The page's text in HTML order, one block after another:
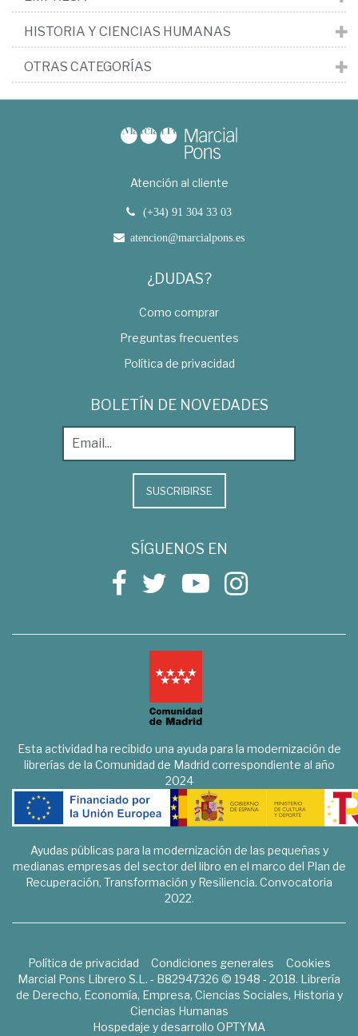
HISTORIA Y CIENCIAS HUMANAS
OTRAS CATEGORÍAS
Atención al cliente
(+34) 91 304 33 03
atencion@marcialpons.es
¿DUDAS?
Como comprar
Preguntas frecuentes
Política de privacidad
BOLETÍN DE NOVEDADES
SUSCRIBIRSE
SÍGUENOS EN
Esta actividad ha recibido una ayuda para la modernización de
librerías de la Comunidad de Madrid correspondiente al año
2024
Ayudas públicas para la modernización de las pequeñas y
medianas empresas del sector del libro en el marco del Plan de
Recuperación, Transformación y Resiliencia. Convocatoria
2022.
Política de privacidad Condiciones generales
Cookies
Marcial Pons Librero S.L. - B82947326 © 1948 - 2018. Librería
de Derecho, Economía, Empresa, Ciencias Sociales, Historia y
Ciencias Humanas
Hospedaje y desarrollo OPTYMA